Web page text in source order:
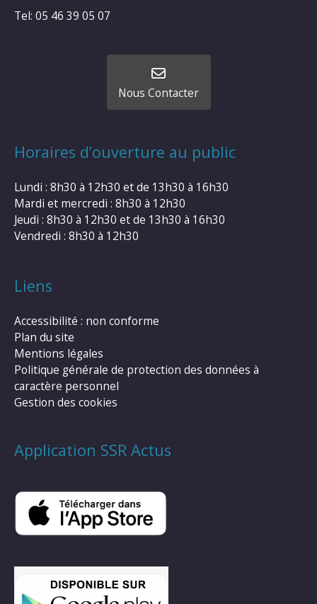
Tel: 05 46 39 05 07
Nous Contacter
Horaires d’ouverture au public
Lundi : 8h30 à 12h30 et de 13h30 à 16h30
Mardi et mercredi : 8h30 à 12h30
Jeudi : 8h30 à 12h30 et de 13h30 à 16h30
Vendredi : 8h30 à 12h30
Liens
Accessibilité : non conforme
Plan du site
Mentions légales
Politique générale de protection des données à
caractère personnel
Gestion des cookies
Application SSR Actus